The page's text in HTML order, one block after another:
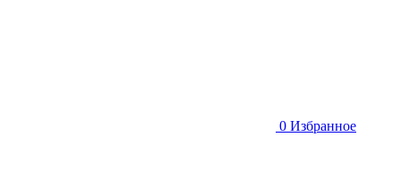
0 Избранное